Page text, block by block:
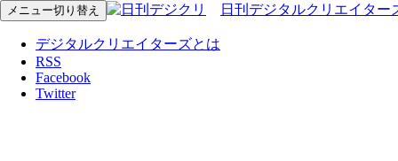
メニュー切り替え 日刊デジタルクリエイター
デジタルクリエイターズとは
RSS
Facebook
Twitter